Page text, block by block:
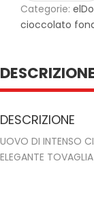
Categorie:
cioccolato
DESCRIZIONE
UOVO DI INTENSO
ELEGANTE